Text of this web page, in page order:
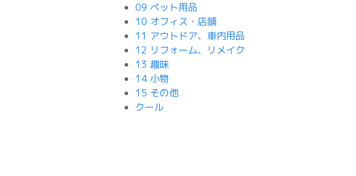
09 ペット用品
10 オフィス・店舗
11 アウトドア、車内用品
12 リフォーム、リメイク
13 趣味
14 小物
15 その他
クール